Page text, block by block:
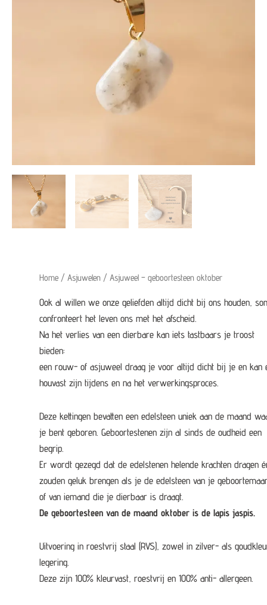
Home/ Asjuwelen / Asjuweel – geboortesteen oktober
Ook al willen we onze geliefden altijd dicht bij ons houden,
confronteert het leven ons met het afscheid.
Na het verlies van een dierbare kan iets tastbaars je troost
bieden:
een rouw- of asjuweel draag je voor altijd dicht bij je en kan
houvast zijn tijdens en na het verwerkingsproces.
Deze kettingen bevatten een edelsteen uniek aan de maand
je bent geboren. Geboortestenen zijn al sinds de oudheid een
begrip.
Er wordt gezegd dat de edelstenen helende krachten dragen
zouden geluk brengen als je de edelsteen van je
of van iemand die je dierbaar is draagt.
De geboortesteen van de maand oktober is de lapis jaspis.
Uitvoering in roestvrij staal (RVS), zowel in zilver- als
legering.
Deze zijn 100% kleurvast, roestvrij en 100% anti- allergeen.